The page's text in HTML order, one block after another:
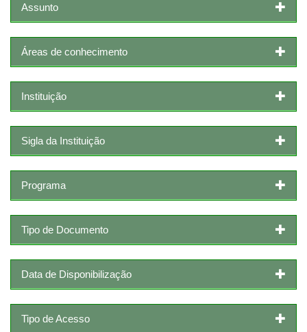
Assunto
Áreas de conhecimento
Instituição
Sigla da Instituição
Programa
Tipo de Documento
Data de Disponibilização
Tipo de Acesso